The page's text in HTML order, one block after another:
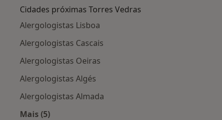
Cidades próximas Torres Vedras
Alergologistas Lisboa
Alergologistas Cascais
Alergologistas Oeiras
Alergologistas Algés
Alergologistas Almada
Mais (5)